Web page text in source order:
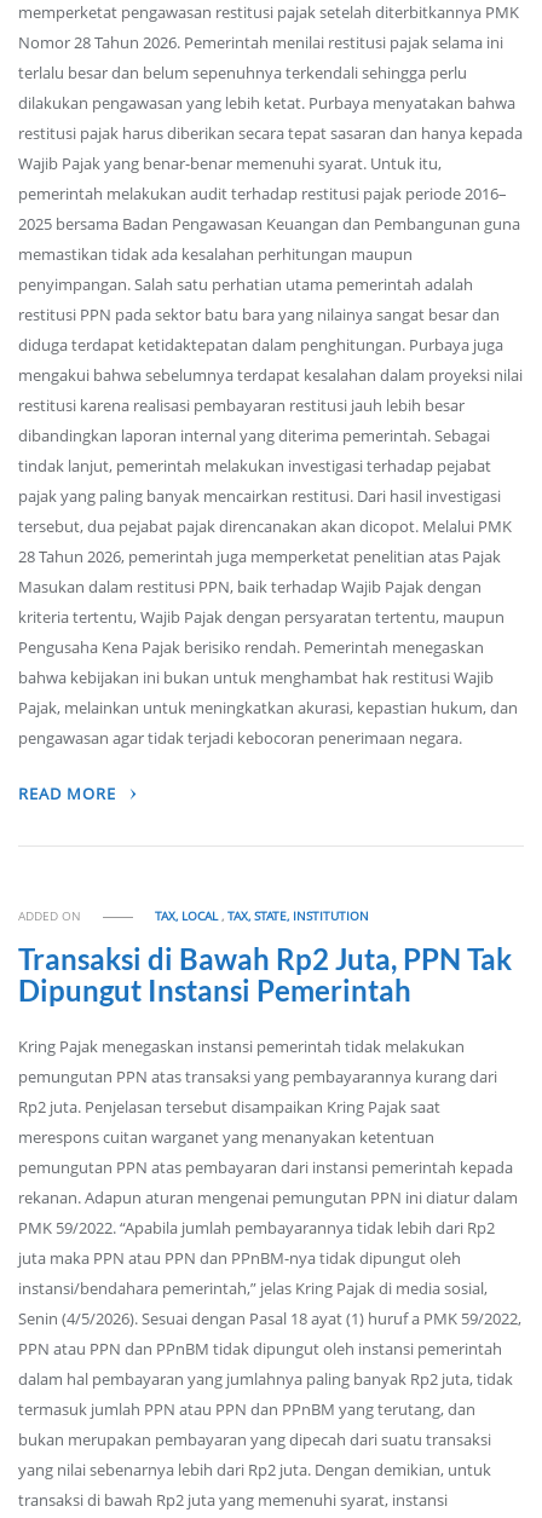
memperketat pengawasan restitusi pajak setelah diterbitkannya PMK
Nomor 28 Tahun 2026. Pemerintah menilai restitusi pajak selama ini
terlalu besar dan belum sepenuhnya terkendali sehingga perlu
dilakukan pengawasan yang lebih ketat. Purbaya menyatakan bahwa
restitusi pajak harus diberikan secara tepat sasaran dan hanya kepada
Wajib Pajak yang benar-benar memenuhi syarat. Untuk itu,
pemerintah melakukan audit terhadap restitusi pajak periode 2016–
2025 bersama Badan Pengawasan Keuangan dan Pembangunan guna
memastikan tidak ada kesalahan perhitungan maupun
penyimpangan. Salah satu perhatian utama pemerintah adalah
restitusi PPN pada sektor batu bara yang nilainya sangat besar dan
diduga terdapat ketidaktepatan dalam penghitungan. Purbaya juga
mengakui bahwa sebelumnya terdapat kesalahan dalam proyeksi nilai
restitusi karena realisasi pembayaran restitusi jauh lebih besar
dibandingkan laporan internal yang diterima pemerintah. Sebagai
tindak lanjut, pemerintah melakukan investigasi terhadap pejabat
pajak yang paling banyak mencairkan restitusi. Dari hasil investigasi
tersebut, dua pejabat pajak direncanakan akan dicopot. Melalui PMK
28 Tahun 2026, pemerintah juga memperketat penelitian atas Pajak
Masukan dalam restitusi PPN, baik terhadap Wajib Pajak dengan
kriteria tertentu, Wajib Pajak dengan persyaratan tertentu, maupun
Pengusaha Kena Pajak berisiko rendah. Pemerintah menegaskan
bahwa kebijakan ini bukan untuk menghambat hak restitusi Wajib
Pajak, melainkan untuk meningkatkan akurasi, kepastian hukum, dan
pengawasan agar tidak terjadi kebocoran penerimaan negara.
READ MORE
ADDED ON TAX, LOCAL,TAX, STATE, INSTITUTION
Transaksi di Bawah Rp2 Juta, PPN Tak
Dipungut Instansi Pemerintah
Kring Pajak menegaskan instansi pemerintah tidak melakukan
pemungutan PPN atas transaksi yang pembayarannya kurang dari
Rp2 juta. Penjelasan tersebut disampaikan Kring Pajak saat
merespons cuitan warganet yang menanyakan ketentuan
pemungutan PPN atas pembayaran dari instansi pemerintah kepada
rekanan. Adapun aturan mengenai pemungutan PPN ini diatur dalam
PMK 59/2022. “Apabila jumlah pembayarannya tidak lebih dari Rp2
juta maka PPN atau PPN dan PPnBM-nya tidak dipungut oleh
instansi/bendahara pemerintah,” jelas Kring Pajak di media sosial,
Senin (4/5/2026). Sesuai dengan Pasal 18 ayat (1) huruf a PMK 59/2022,
PPN atau PPN dan PPnBM tidak dipungut oleh instansi pemerintah
dalam hal pembayaran yang jumlahnya paling banyak Rp2 juta, tidak
termasuk jumlah PPN atau PPN dan PPnBM yang terutang, dan
bukan merupakan pembayaran yang dipecah dari suatu transaksi
yang nilai sebenarnya lebih dari Rp2 juta. Dengan demikian, untuk
transaksi di bawah Rp2 juta yang memenuhi syarat, instansi